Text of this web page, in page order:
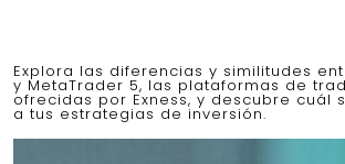
Explora las diferencias y similitudes
y MetaTrader 5, las plataformas de
ofrecidas por Exness, y descubre cuál
a tus estrategias de inversión.